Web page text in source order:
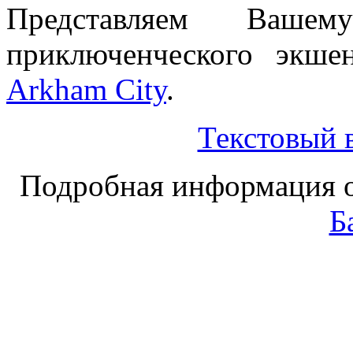
Представляем
приключенческого
Arkham City.
Текстовый
Подробная информация